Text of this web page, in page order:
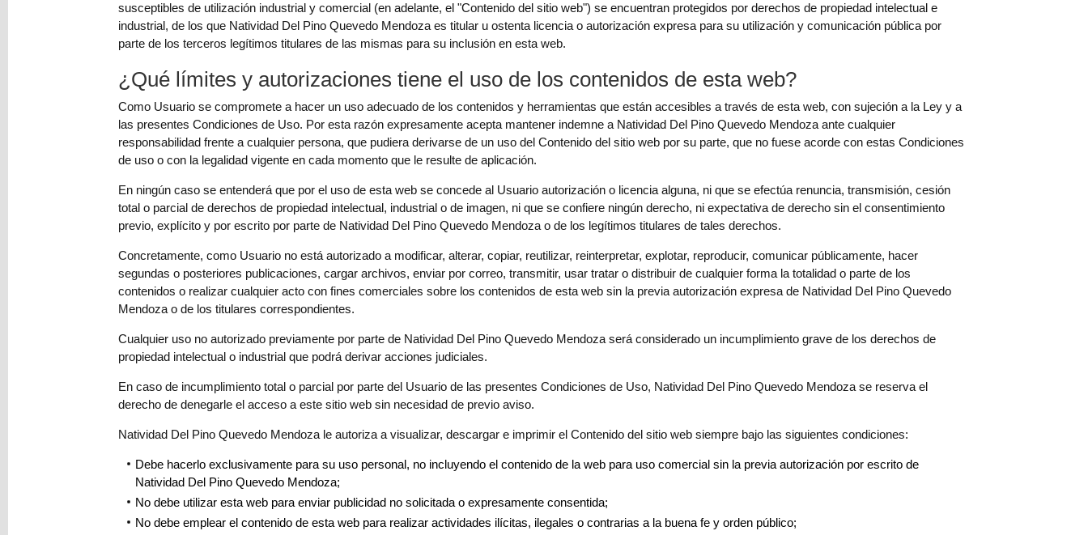
Sociales
Facebook
susceptibles de utilización industrial y comercial (en adelante, el "Contenido del sitio web") se encuentran protegidos por derechos de propiedad intelectual e
industrial, de los que Natividad Del Pino Quevedo Mendoza es titular u ostenta licencia o autorización expresa para su utilización y comunicación pública por
parte de los terceros legítimos titulares de las mismas para su inclusión en esta web.
¿Qué límites y autorizaciones tiene el uso de los contenidos de esta web?
Como Usuario se compromete a hacer un uso adecuado de los contenidos y herramientas que están accesibles a través de esta web, con sujeción a la Ley y a
las presentes Condiciones de Uso. Por esta razón expresamente acepta mantener indemne a Natividad Del Pino Quevedo Mendoza ante cualquier
responsabilidad frente a cualquier persona, que pudiera derivarse de un uso del Contenido del sitio web por su parte, que no fuese acorde con estas Condiciones
de uso o con la legalidad vigente en cada momento que le resulte de aplicación.
En ningún caso se entenderá que por el uso de esta web se concede al Usuario autorización o licencia alguna, ni que se efectúa renuncia, transmisión, cesión
total o parcial de derechos de propiedad intelectual, industrial o de imagen, ni que se confiere ningún derecho, ni expectativa de derecho sin el consentimiento
previo, explícito y por escrito por parte de Natividad Del Pino Quevedo Mendoza o de los legítimos titulares de tales derechos.
Concretamente, como Usuario no está autorizado a modificar, alterar, copiar, reutilizar, reinterpretar, explotar, reproducir, comunicar públicamente, hacer
segundas o posteriores publicaciones, cargar archivos, enviar por correo, transmitir, usar tratar o distribuir de cualquier forma la totalidad o parte de los
contenidos o realizar cualquier acto con fines comerciales sobre los contenidos de esta web sin la previa autorización expresa de Natividad Del Pino Quevedo
Mendoza o de los titulares correspondientes.
Cualquier uso no autorizado previamente por parte de Natividad Del Pino Quevedo Mendoza será considerado un incumplimiento grave de los derechos de
propiedad intelectual o industrial que podrá derivar acciones judiciales.
En caso de incumplimiento total o parcial por parte del Usuario de las presentes Condiciones de Uso, Natividad Del Pino Quevedo Mendoza se reserva el
derecho de denegarle el acceso a este sitio web sin necesidad de previo aviso.
Natividad Del Pino Quevedo Mendoza le autoriza a visualizar, descargar e imprimir el Contenido del sitio web siempre bajo las siguientes condiciones:
Debe hacerlo exclusivamente para su uso personal, no incluyendo el contenido de la web para uso comercial sin la previa autorización por escrito de
Natividad Del Pino Quevedo Mendoza;
No debe utilizar esta web para enviar publicidad no solicitada o expresamente consentida;
No debe emplear el contenido de esta web para realizar actividades ilícitas, ilegales o contrarias a la buena fe y orden público;